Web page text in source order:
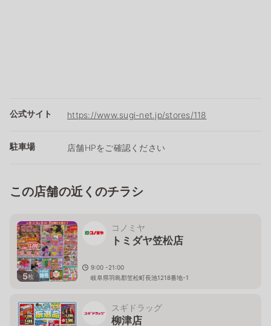
公式サイト https://www.sugi-net.jp/stores/118
駐車場 店舗HPをご確認ください
この店舗の近くのチラシ
5枚
コノミヤ
トミダヤ笠松店
9:00 -21:00
岐阜県羽島郡笠松町長池1218番地-1
スギドラッグ
柳津店